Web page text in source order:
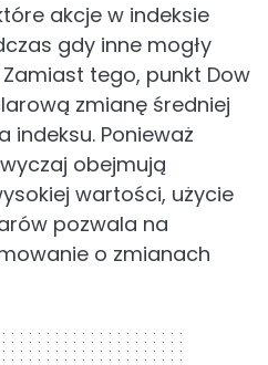
akcje w indeksie
gdy inne mogły
tego, punkt Dow
zmianę średniej
indeksu. Ponieważ
obejmują
wartości, użycie
pozwala na
o zmianach